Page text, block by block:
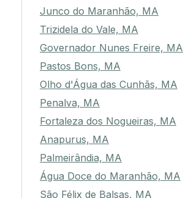
Junco do Maranhão, MA
Trizidela do Vale, MA
Governador Nunes Freire, MA
Pastos Bons, MA
Olho d'Água das Cunhãs, MA
Penalva, MA
Fortaleza dos Nogueiras, MA
Anapurus, MA
Palmeirândia, MA
Água Doce do Maranhão, MA
São Félix de Balsas, MA